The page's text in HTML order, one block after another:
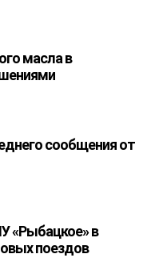
масла в
сообщения от
«Рыбацкое» в
поездов